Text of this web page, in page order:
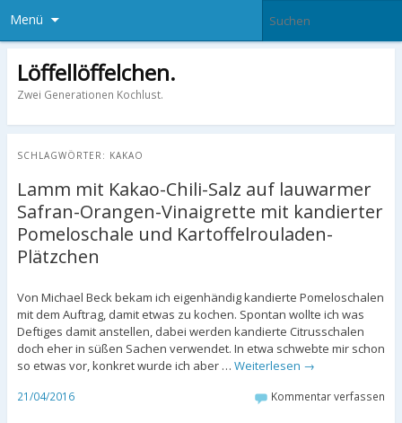
Menü
Löffellöffelchen.
Zwei Generationen Kochlust.
SCHLAGWÖRTER: KAKAO
Lamm mit Kakao-Chili-Salz auf lauwarmer
Safran-Orangen-Vinaigrette mit kandierter
Pomeloschale und Kartoffelrouladen-
Plätzchen
Von Michael Beck bekam ich eigenhändig kandierte Pomeloschalen
mit dem Auftrag, damit etwas zu kochen. Spontan wollte ich was
Deftiges damit anstellen, dabei werden kandierte Citrusschalen
doch eher in süßen Sachen verwendet. In etwa schwebte mir schon
so etwas vor, konkret wurde ich aber … Weiterlesen →
21/04/2016 Kommentar verfassen